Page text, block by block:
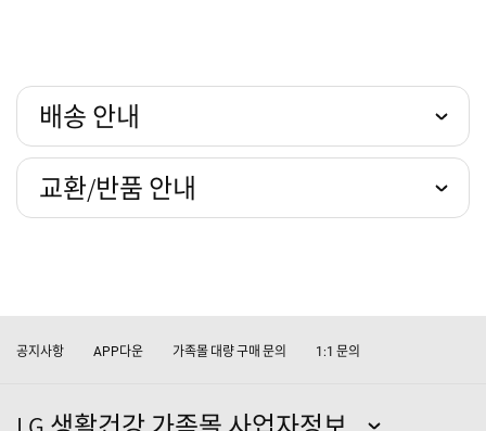
배송 안내
교환/반품 안내
공지사항 APP다운 가족몰 대량 구매 문의 1:1 문의